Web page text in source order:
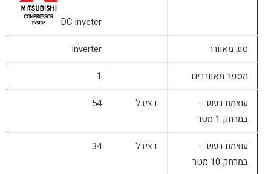
DC inveter
סוג מאוורר inverter
מספר מאווררים 1
עוצמת רעש –
במרחק 1 מטר
דציבל 54
עוצמת רעש –
במרחק 10 מטר
דציבל 34